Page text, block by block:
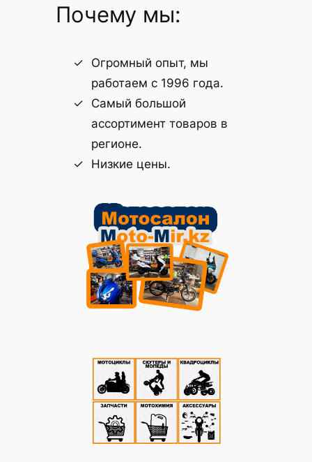
Почему мы:
Огромный опыт, мы
работаем с 1996 года.
Самый большой
ассортимент товаров в
регионе.
Низкие цены.